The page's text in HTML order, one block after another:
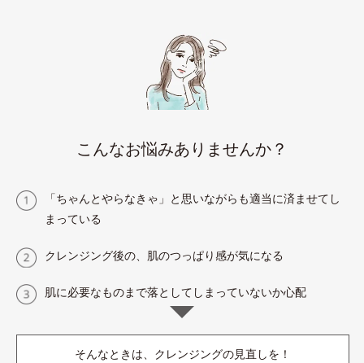
こんなお悩みありませんか？
「ちゃんとやらなきゃ」と思いながらも適当に済ませてし
まっている
クレンジング後の、肌のつっぱり感が気になる
肌に必要なものまで落としてしまっていないか心配
そんなときは、クレンジングの見直しを！